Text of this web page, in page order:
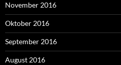
November 2016
Oktober 2016
September 2016
August 2016